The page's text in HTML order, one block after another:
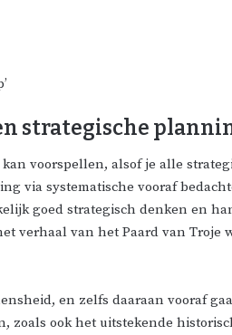
strategische
voorspellen, alsof je alle
via systematische vooraf
goed strategisch denken en
verhaal van het Paard van Troje
en zelfs daaraan vooraf
zoals ook het uitstekende